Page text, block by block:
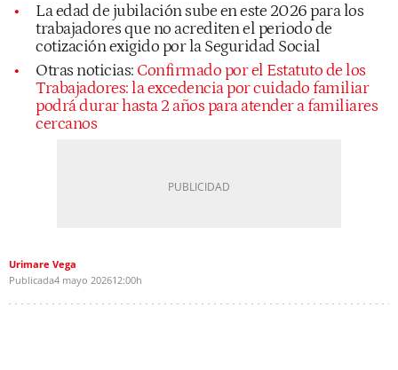
La edad de jubilación sube en este 2026 para los
trabajadores que no acrediten el periodo de
cotización exigido por la Seguridad Social
Otras noticias: Confirmado por el Estatuto de los
Trabajadores: la excedencia por cuidado familiar
podrá durar hasta 2 años para atender a familiares
cercanos
Urimare Vega
Publicada4 mayo 202612:00h